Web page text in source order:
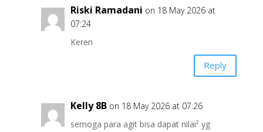
Riski Ramadani on 18 May 2026 at
07:24
Keren
Reply
Kelly 8B on 18 May 2026 at 07:26
semoga para agit bisa dapat nilai² yg